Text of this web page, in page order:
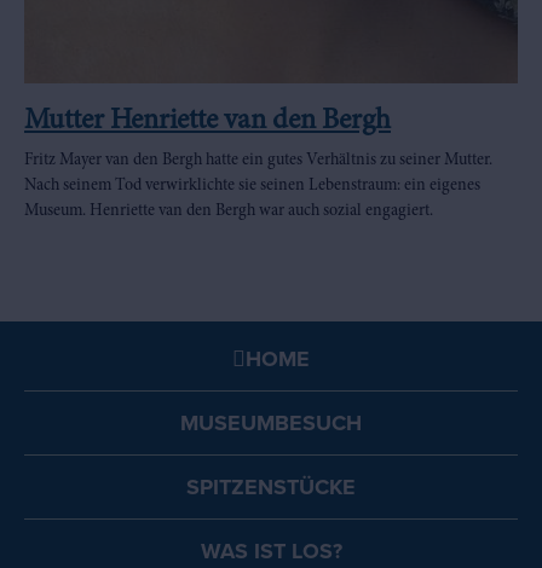
Mutter Henriette van den Bergh
Fritz Mayer van den Bergh hatte ein gutes Verhältnis zu seiner Mutter.
Nach seinem Tod verwirklichte sie seinen Lebenstraum: ein eigenes
Museum. Henriette van den Bergh war auch sozial engagiert.
HOME
MUSEUMBESUCH
SPITZENSTÜCKE
WAS IST LOS?